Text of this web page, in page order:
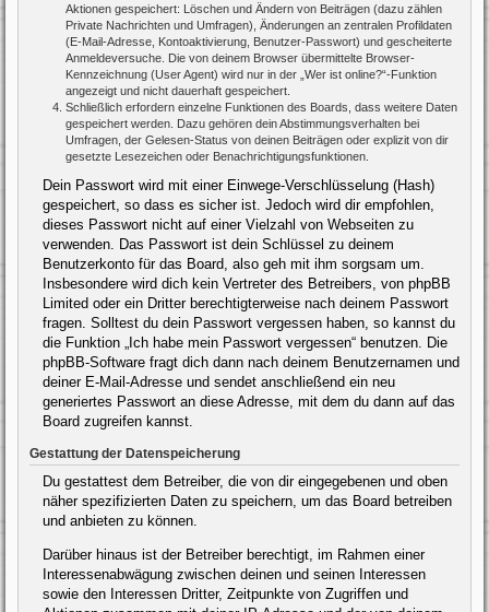
Aktionen gespeichert: Löschen und Ändern von Beiträgen (dazu zählen
Private Nachrichten und Umfragen), Änderungen an zentralen Profildaten
(E-Mail-Adresse, Kontoaktivierung, Benutzer-Passwort) und gescheiterte
Anmeldeversuche. Die von deinem Browser übermittelte Browser-
Kennzeichnung (User Agent) wird nur in der „Wer ist online?“-Funktion
angezeigt und nicht dauerhaft gespeichert.
Schließlich erfordern einzelne Funktionen des Boards, dass weitere Daten
gespeichert werden. Dazu gehören dein Abstimmungsverhalten bei
Umfragen, der Gelesen-Status von deinen Beiträgen oder explizit von dir
gesetzte Lesezeichen oder Benachrichtigungsfunktionen.
Dein Passwort wird mit einer Einwege-Verschlüsselung (Hash)
gespeichert, so dass es sicher ist. Jedoch wird dir empfohlen,
dieses Passwort nicht auf einer Vielzahl von Webseiten zu
verwenden. Das Passwort ist dein Schlüssel zu deinem
Benutzerkonto für das Board, also geh mit ihm sorgsam um.
Insbesondere wird dich kein Vertreter des Betreibers, von phpBB
Limited oder ein Dritter berechtigterweise nach deinem Passwort
fragen. Solltest du dein Passwort vergessen haben, so kannst du
die Funktion „Ich habe mein Passwort vergessen“ benutzen. Die
phpBB-Software fragt dich dann nach deinem Benutzernamen und
deiner E-Mail-Adresse und sendet anschließend ein neu
generiertes Passwort an diese Adresse, mit dem du dann auf das
Board zugreifen kannst.
Gestattung der Datenspeicherung
Du gestattest dem Betreiber, die von dir eingegebenen und oben
näher spezifizierten Daten zu speichern, um das Board betreiben
und anbieten zu können.
Darüber hinaus ist der Betreiber berechtigt, im Rahmen einer
Interessenabwägung zwischen deinen und seinen Interessen
sowie den Interessen Dritter, Zeitpunkte von Zugriffen und